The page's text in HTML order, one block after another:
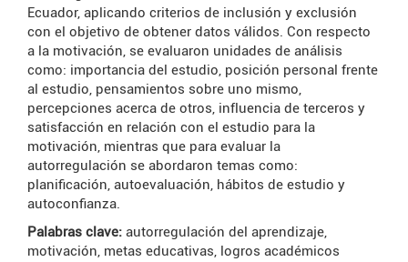
Ecuador, aplicando criterios de inclusión y exclusión
con el objetivo de obtener datos válidos. Con respecto
a la motivación, se evaluaron unidades de análisis
como: importancia del estudio, posición personal frente
al estudio, pensamientos sobre uno mismo,
percepciones acerca de otros, influencia de terceros y
satisfacción en relación con el estudio para la
motivación, mientras que para evaluar la
autorregulación se abordaron temas como:
planificación, autoevaluación, hábitos de estudio y
autoconfianza.
Palabras clave: autorregulación del aprendizaje,
motivación, metas educativas, logros académicos